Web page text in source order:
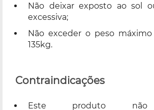
Não deixar exposto ao sol
excessiva;
Não exceder o peso
135kg.
Contraindicações
Este produto não